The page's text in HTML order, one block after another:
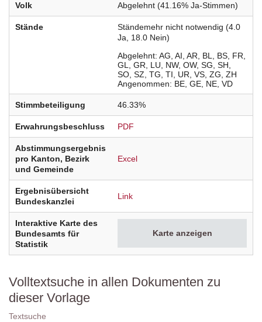
Volk Abgelehnt (41.16% Ja-Stimmen)
Stände
Ständemehr nicht notwendig (4.0
Ja, 18.0 Nein)
Abgelehnt AG AI AR BL BS FR
GL
GR LU NW OW SG SH
SO SZ TG TI UR VS ZG ZH
Angenommen
BE GE NE VD
Stimmbeteiligung 46.33%
Erwahrungsbeschluss PDF
Abstimmungsergebnis
pro Kanton, Bezirk
und Gemeinde
Excel
Ergebnisübersicht
Bundeskanzlei
Link
Interaktive Karte des
Bundesamts für
Statistik
Karte anzeigen
Volltextsuche in allen Dokumenten zu
dieser Vorlage
Textsuche